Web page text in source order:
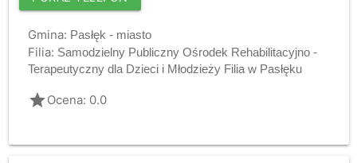
Gmina: Pasłęk - miasto
Filia: Samodzielny Publiczny Ośrodek Rehabilitacyjno -
Terapeutyczny dla Dzieci i Młodzieży Filia w Pasłęku
gradeOcena: 0.0